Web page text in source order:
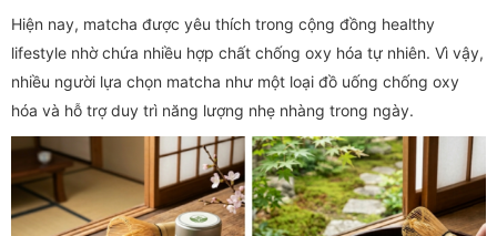
Hiện nay, matcha được yêu thích trong cộng đồng healthy
lifestyle nhờ chứa nhiều hợp chất chống oxy hóa tự nhiên. Vì vậy,
nhiều người lựa chọn matcha như một loại đồ uống chống oxy
hóa và hỗ trợ duy trì năng lượng nhẹ nhàng trong ngày.